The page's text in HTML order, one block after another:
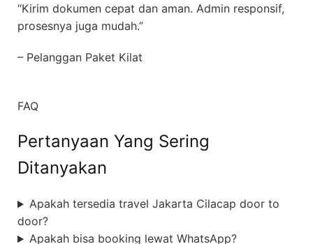
“Kirim dokumen cepat dan aman. Admin responsif,
prosesnya juga mudah.”
– Pelanggan Paket Kilat
FAQ
Pertanyaan Yang Sering
Ditanyakan
Apakah tersedia travel Jakarta Cilacap door to
door?
Apakah bisa booking lewat WhatsApp?